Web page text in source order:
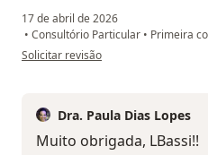
17 de abril de 2026
• Consultório Particular • Primeira
na opinião do utilizador LBassi
Solicitar revisão
Dra. Paula Dias Lopes
Muito obrigada, LBassi!!